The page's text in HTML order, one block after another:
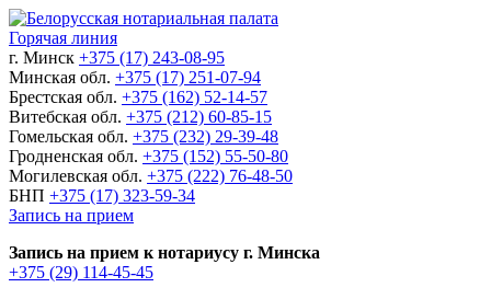
Горячая линия
г. Минск +375 (17) 243-08-95
Минская обл. +375 (17) 251-07-94
Брестская обл. +375 (162) 52-14-57
Витебская обл. +375 (212) 60-85-15
Гомельская обл. +375 (232) 29-39-48
Гродненская обл. +375 (152) 55-50-80
Могилевская обл. +375 (222) 76-48-50
БНП +375 (17) 323-59-34
Запись на прием
Запись на прием к нотариусу г. Минска
+375 (29) 114-45-45